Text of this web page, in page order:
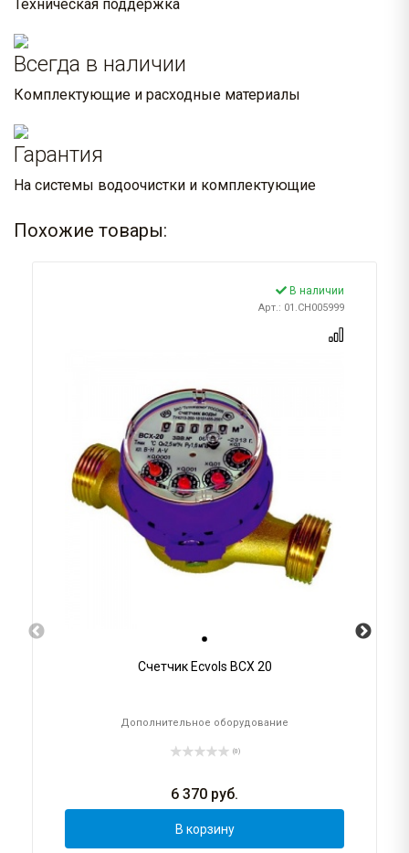
Техническая поддержка
Всегда в наличии
Комплектующие и расходные материалы
Гарантия
На системы водоочистки и комплектующие
Похожие товары:
В наличии
Арт.: 01.CH005999
Счетчик Ecvols ВСХ 20
Дополнительное оборудование
(0)
6 370 руб.
В корзину